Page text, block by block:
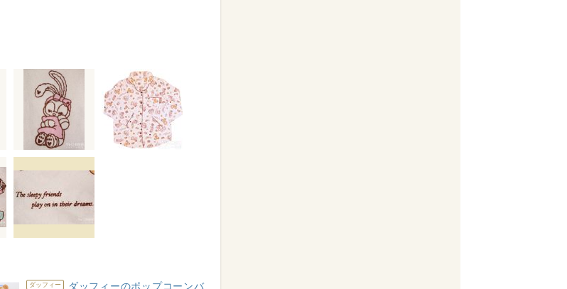
ダッフィー
ダッフィーのポップコーンバ